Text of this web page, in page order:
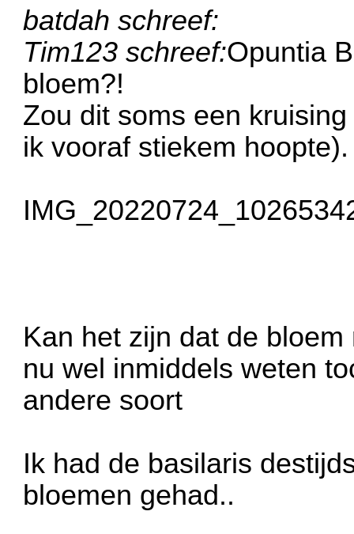
batdah schreef:
Tim123 schreef:Opuntia
bloem?!
Zou dit soms een
ik vooraf stiekem hoopte).
Kan het zijn dat de
nu wel inmiddels weten
andere soort
Ik had de basilaris
bloemen gehad..